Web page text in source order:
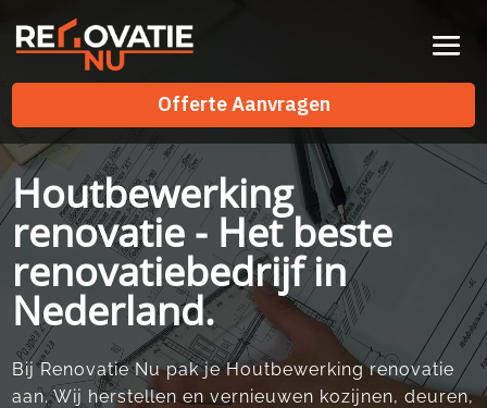
Offerte Aanvragen
Offerte Aanvragen
Houtbewerking
renovatie - Het beste
renovatiebedrijf in
Nederland.
Bij Renovatie Nu pak je Houtbewerking renovatie
aan.​ Wij herstellen en vernieuwen kozijnen, deuren,